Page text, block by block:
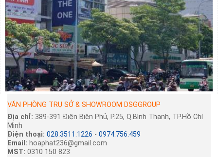
VĂN PHÒNG TRỤ SỞ & SHOWROOM DSGGROUP
Địa chỉ: 389-391 Điện Biên Phủ, P.25, Q.Bình Thạnh, TP.Hồ Chí
Minh
Điện thoại: 028.3511.1226 - 0974.756.459
Email: hoaphat236@gmail.com
MST: 0310 150 823